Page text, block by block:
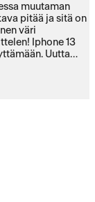
muutaman
pitää ja sitä on
väri
Iphone 13
Uutta